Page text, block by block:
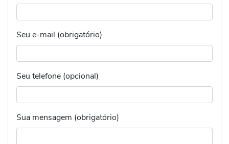
Seu e-mail (obrigatório)
Seu telefone (opcional)
Sua mensagem (obrigatório)